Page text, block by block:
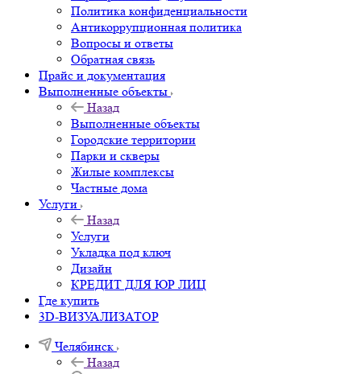
Политика конфиденциальности
Антикоррупционная политика
Вопросы и ответы
Обратная связь
Прайс и документация
Выполненные объекты
Назад
Выполненные объекты
Городские территории
Парки и скверы
Жилые комплексы
Частные дома
Услуги
Назад
Услуги
Укладка под ключ
Дизайн
КРЕДИТ ДЛЯ ЮР ЛИЦ
Где купить
3D-ВИЗУАЛИЗАТОР
Челябинск
Назад